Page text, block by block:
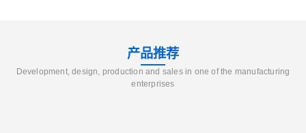
产品推荐
Development, design, production and sales in one of the manufacturing
enterprises